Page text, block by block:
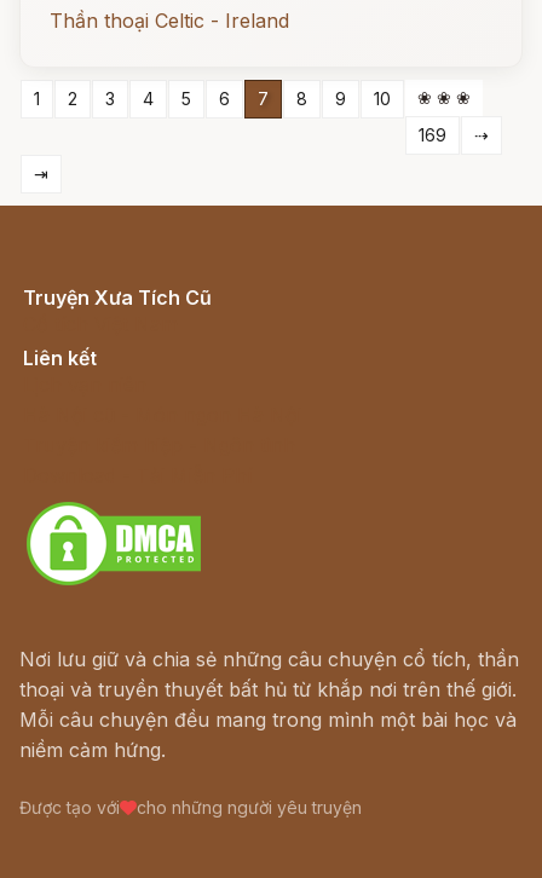
Thần thoại Celtic - Ireland
1 2 3 4 5 6 7 8 9 10
❀ ❀ ❀
169
⇢
⇥
Truyện Xưa Tích Cũ
Liên kết
Nơi lưu giữ và chia sẻ những câu chuyện cổ tích, thần
thoại và truyền thuyết bất hủ từ khắp nơi trên thế giới.
Mỗi câu chuyện đều mang trong mình một bài học và
niềm cảm hứng.
Được tạo với cho những người yêu truyện